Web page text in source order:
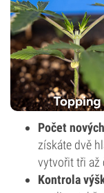
Počet
získáte dvě
vytvořit tři až
Kontrola